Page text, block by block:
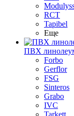
RCT
Tapibel
Еще
ПВХ
Forbo
Gerflor
FSG
Sinteros
Grabo
IVC
Tarkett